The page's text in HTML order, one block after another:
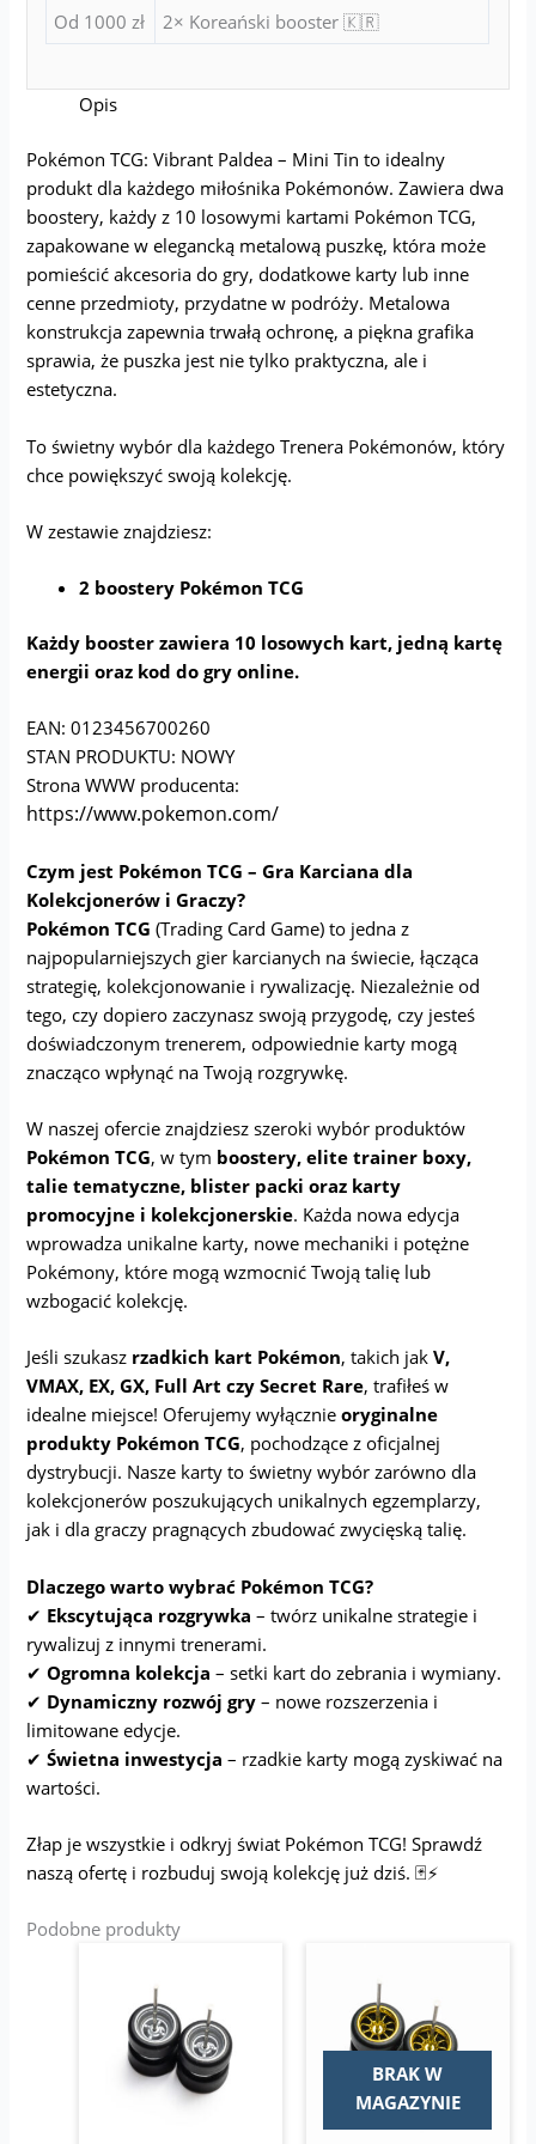
Od 1000 zł 2× Koreański booster 🇰🇷
Opis
Pokémon TCG: Vibrant Paldea – Mini Tin to idealny
produkt dla każdego miłośnika Pokémonów. Zawiera dwa
boostery, każdy z 10 losowymi kartami Pokémon TCG,
zapakowane w elegancką metalową puszkę, która może
pomieścić akcesoria do gry, dodatkowe karty lub inne
cenne przedmioty, przydatne w podróży. Metalowa
konstrukcja zapewnia trwałą ochronę, a piękna grafika
sprawia, że puszka jest nie tylko praktyczna, ale i
estetyczna.
To świetny wybór dla każdego Trenera Pokémonów, który
chce powiększyć swoją kolekcję.
W zestawie znajdziesz:
2 boostery Pokémon TCG
Każdy booster zawiera 10 losowych kart, jedną kartę
energii oraz kod do gry online.
EAN: 0123456700260
STAN PRODUKTU: NOWY
Strona WWW producenta:
https://www.pokemon.com/
Czym jest Pokémon TCG – Gra Karciana dla
Kolekcjonerów i Graczy?
Pokémon TCG (Trading Card Game) to jedna z
najpopularniejszych gier karcianych na świecie, łącząca
strategię, kolekcjonowanie i rywalizację. Niezależnie od
tego, czy dopiero zaczynasz swoją przygodę, czy jesteś
doświadczonym trenerem, odpowiednie karty mogą
znacząco wpłynąć na Twoją rozgrywkę.
W naszej ofercie znajdziesz szeroki wybór produktów
Pokémon TCG, w tym boostery, elite trainer boxy,
talie tematyczne, blister packi oraz karty
promocyjne i kolekcjonerskie. Każda nowa edycja
wprowadza unikalne karty, nowe mechaniki i potężne
Pokémony, które mogą wzmocnić Twoją talię lub
wzbogacić kolekcję.
Jeśli szukasz rzadkich kart Pokémon, takich jakV,
VMAX, EX, GX, Full Art czy Secret Rare, trafiłeś w
idealne miejsce! Oferujemy wyłącznieoryginalne
produkty Pokémon TCG, pochodzące z oficjalnej
dystrybucji. Nasze karty to świetny wybór zarówno dla
kolekcjonerów poszukujących unikalnych egzemplarzy,
jak i dla graczy pragnących zbudować zwycięską talię.
Dlaczego warto wybrać Pokémon TCG?
✔ Ekscytująca rozgrywka – twórz unikalne strategie i
rywalizuj z innymi trenerami.
✔Ogromna kolekcja – setki kart do zebrania i wymiany.
✔ Dynamiczny rozwój gry – nowe rozszerzenia i
limitowane edycje.
✔Świetna inwestycja – rzadkie karty mogą zyskiwać na
wartości.
Złap je wszystkie i odkryj świat Pokémon TCG! Sprawdź
naszą ofertę i rozbuduj swoją kolekcję już dziś. 🃏⚡
Podobne produkty
do
14,00 zł
ma
wiele
wariantów.
Opcje
BRAK W
MAGAZYNIE
do
14,00 zł
ma
wiele
wariantów.
Opcje
można